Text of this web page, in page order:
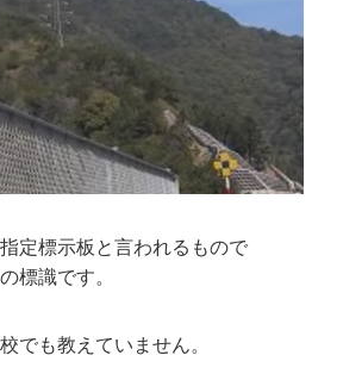
定標示板と言われるもので
標識です。
でも教えていません。